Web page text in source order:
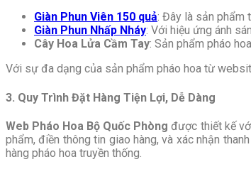
Giàn Phun Viên 150 quả: Đây là sản phẩm
Giàn Phun Nhấp Nháy: Với hiệu ứng ánh
Cây Hoa Lửa Cầm Tay: Sản phẩm pháo
Với sự đa dạng của sản phẩm pháo hoa từ
3. Quy Trình Đặt Hàng Tiện Lợi, Dễ Dàng
Web Pháo Hoa Bộ Quốc Phòng được thiết kế
phẩm, điền thông tin giao hàng, và xác nhận
hàng pháo hoa truyền thống.